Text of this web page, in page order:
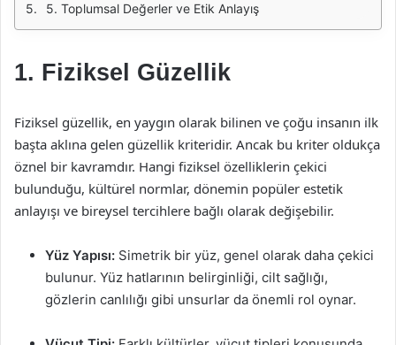
5. Toplumsal Değerler ve Etik Anlayış
1. Fiziksel Güzellik
Fiziksel güzellik, en yaygın olarak bilinen ve çoğu insanın ilk
başta aklına gelen güzellik kriteridir. Ancak bu kriter oldukça
öznel bir kavramdır. Hangi fiziksel özelliklerin çekici
bulunduğu, kültürel normlar, dönemin popüler estetik
anlayışı ve bireysel tercihlere bağlı olarak değişebilir.
Yüz Yapısı: Simetrik bir yüz, genel olarak daha çekici
bulunur. Yüz hatlarının belirginliği, cilt sağlığı,
gözlerin canlılığı gibi unsurlar da önemli rol oynar.